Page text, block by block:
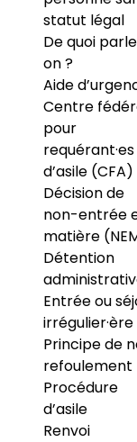
statut légal
De quoi
on ?
Aide
Centre
pour
requérant·es
d’asile (CFA)
Décision de
non-entrée
matière
Détention
Entrée ou
irrégulier·ère
Principe de
refoulement
Procédure
d’asile
Renvoi